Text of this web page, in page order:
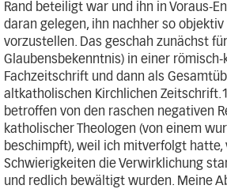
Rand beteiligt war und ihn in Voraus-
daran gelegen, ihn nachher so
vorzustellen. Das geschah zunächst
Glaubensbekenntnis) in einer
Fachzeitschrift und dann als
altkatholischen Kirchlichen
betroffen von den raschen negativen
katholischer Theologen (von einem
beschimpft), weil ich mitverfolgt hatte,
Schwierigkeiten die Verwirklichung
und redlich bewältigt wurden. Meine